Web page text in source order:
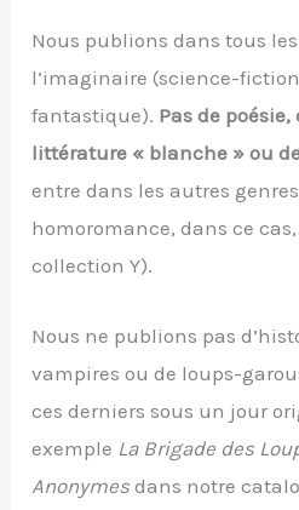
Nous publions dans tous
l’imaginaire (science-
fantastique). Pas de
littérature « blanche » ou
entre dans les autres
homoromance, dans ce
collection Y).
Nous ne publions pas
vampires ou de loups-
ces derniers sous un jour
exemple La Brigade des
Anonymes dans notre